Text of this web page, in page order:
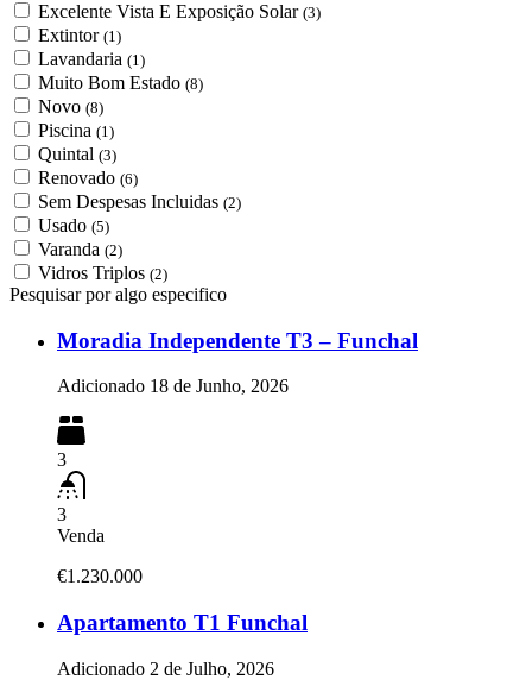
Excelente Vista E Exposição Solar (3)
Extintor (1)
Lavandaria (1)
Muito Bom Estado (8)
Novo (8)
Piscina (1)
Quintal (3)
Renovado (6)
Sem Despesas Incluidas (2)
Usado (5)
Varanda (2)
Vidros Triplos (2)
Pesquisar por algo especifico
Moradia Independente T3 – Funchal
Adicionado 18 de Junho, 2026
3
3
Venda
€1.230.000
Apartamento T1 Funchal
Adicionado 2 de Julho, 2026